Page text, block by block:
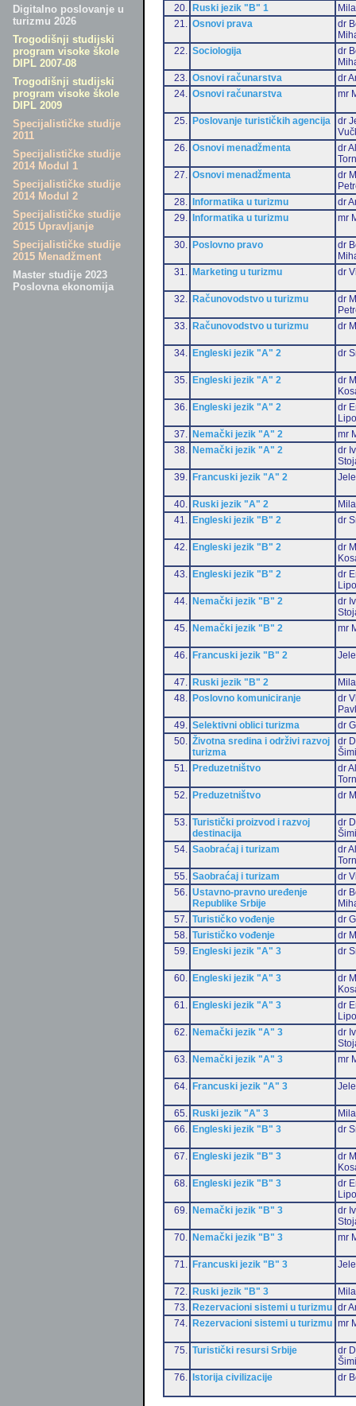
Digitalno poslovanje u
turizmu 2026
Trogodišnji studijski
program visoke škole
DIPL 2007-08
Trogodišnji studijski
program visoke škole
DIPL 2009
Specijalističke studije
2011
Specijalističke studije
2014 Modul 1
Specijalističke studije
2014 Modul 2
Specijalističke studije
2015 Upravljanje
Specijalističke studije
2015 Menadžment
Master studije 2023
Poslovna ekonomija
20. Ruski jezik "B" 1
21.
Osnovi prava
dr
22.
Sociologija
dr
23.
Osnovi računarstva
dr
24.
Osnovi računarstva mr
25. Poslovanje turističkih agencija
dr
26.
Osnovi menadžmenta
dr
27.
Osnovi menadžmenta
dr
28.
Informatika u turizmu
dr
29.
Informatika u turizmu mr
30. Poslovno pravo
dr
31.
Marketing u turizmu dr
32. Računovodstvo u turizmu
dr
33.
Računovodstvo u turizmu dr
34. Engleski jezik "A" 2 dr
35. Engleski jezik "A" 2
dr
36.
Engleski jezik "A" 2
dr
37.
Nemački jezik "A" 2
mr
38.
Nemački jezik "A" 2
dr
39.
Francuski jezik "A" 2
40. Ruski jezik "A" 2
41.
Engleski jezik "B" 2 dr
42. Engleski jezik "B" 2
dr
43.
Engleski jezik "B" 2
dr
44.
Nemački jezik "B" 2
dr
45.
Nemački jezik "B" 2 mr
46. Francuski jezik "B" 2
47. Ruski jezik "B" 2
48.
Poslovno komuniciranje
dr
49.
Selektivni oblici turizma
dr
50.
Životna sredina i održivi razvoj
turizma
dr
51.
Preduzetništvo
dr
52.
Preduzetništvo dr
53.
Turistički proizvod i razvoj
destinacija
dr
54.
Saobraćaj i turizam
dr
55.
Saobraćaj i turizam
dr
56.
Ustavno-pravno uređenje
Republike Srbije
dr
57.
Turističko vođenje
dr
58.
Turističko vođenje
dr
59.
Engleski jezik "A" 3 dr
60. Engleski jezik "A" 3
dr
61.
Engleski jezik "A" 3
dr
62.
Nemački jezik "A" 3
dr
63.
Nemački jezik "A" 3 mr
64. Francuski jezik "A" 3
65. Ruski jezik "A" 3
66.
Engleski jezik "B" 3 dr
67. Engleski jezik "B" 3
dr
68.
Engleski jezik "B" 3
dr
69.
Nemački jezik "B" 3
dr
70.
Nemački jezik "B" 3 mr
71. Francuski jezik "B" 3
72. Ruski jezik "B" 3
73.
Rezervacioni sistemi u turizmu dr
74.
Rezervacioni sistemi u turizmu mr
75. Turistički resursi Srbije
dr
76.
Istorija civilizacije dr